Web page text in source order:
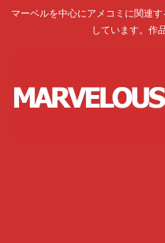
マーベルを中心にアメコミに関連
しています。作